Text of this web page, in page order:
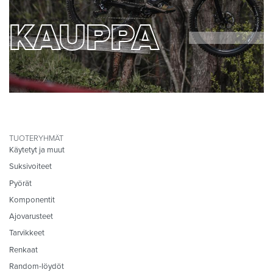
KAUPPA
TUOTERYHMÄT
Käytetyt ja muut
Suksivoiteet
Pyörät
Komponentit
Ajovarusteet
Tarvikkeet
Renkaat
Random-löydöt